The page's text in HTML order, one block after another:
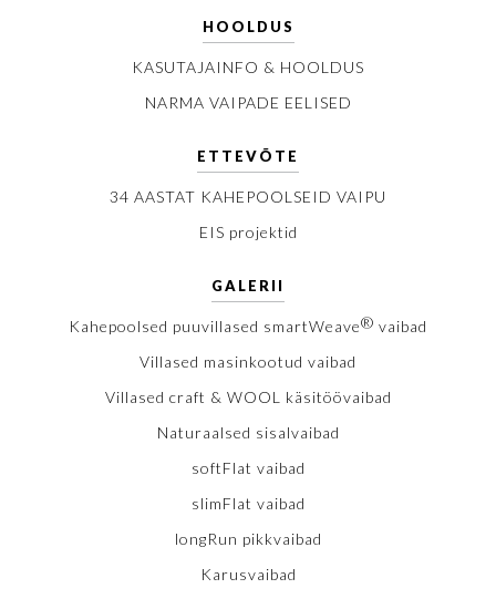
HOOLDUS
KASUTAJAINFO & HOOLDUS
NARMA VAIPADE EELISED
ETTEVÕTE
34 AASTAT KAHEPOOLSEID VAIPU
EIS projektid
GALERII
Kahepoolsed puuvillased smartWeave® vaibad
Villased masinkootud vaibad
Villased craft & WOOL käsitöövaibad
Naturaalsed sisalvaibad
softFlat vaibad
slimFlat vaibad
longRun pikkvaibad
Karusvaibad